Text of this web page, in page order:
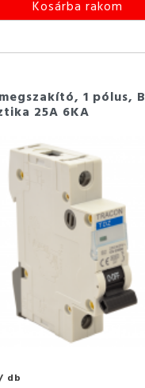
Kosárba rakom
1 pólus, B
25A 6KA
db